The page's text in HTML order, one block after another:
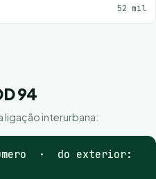
52 mil
94
ligação interurbana:
· do exterior: